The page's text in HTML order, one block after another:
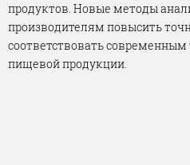
продуктов. Новые методы
производителям повысить
соответствовать
пищевой продукции.